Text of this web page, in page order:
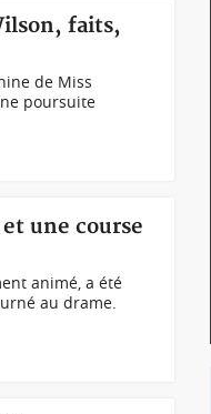
faits,
de Miss
poursuite
une course
animé, a été
au drame.